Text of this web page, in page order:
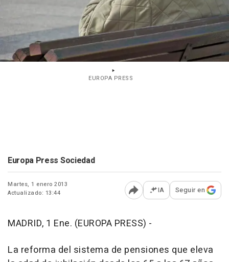
EUROPA PRESS
Europa Press Sociedad
Martes, 1 enero 2013
Actualizado: 13:44
Abrir opciones para
IA Seguir en
MADRID, 1 Ene. (EUROPA PRESS) -
La reforma del sistema de pensiones que eleva